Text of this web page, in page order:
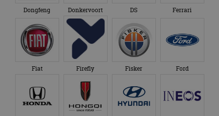
Dongfeng Donkervoort DS Ferrari
Fiat Firefly Fisker Ford